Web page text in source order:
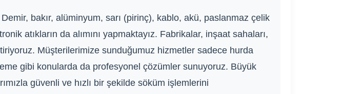
bakır, alüminyum, sarı (pirinç), kablo, akü, paslanmaz çelik
atıkların da alımını yapmaktayız. Fabrikalar, inşaat sahaları,
Müşterilerimize sunduğumuz hizmetler sadece hurda
gibi konularda da profesyonel çözümler sunuyoruz. Büyük
güvenli ve hızlı bir şekilde söküm işlemlerini